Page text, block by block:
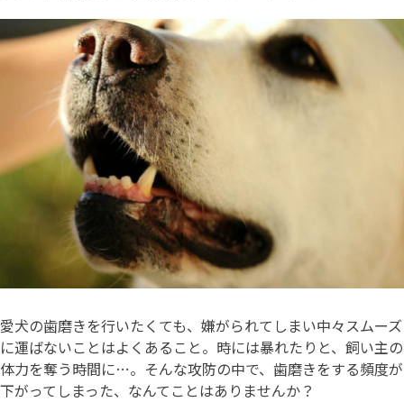
愛犬の歯磨きを行いたくても、嫌がられてしまい中々スムーズ
に運ばないことはよくあること。時には暴れたりと、飼い主の
体力を奪う時間に…。そんな攻防の中で、歯磨きをする頻度が
下がってしまった、なんてことはありませんか？